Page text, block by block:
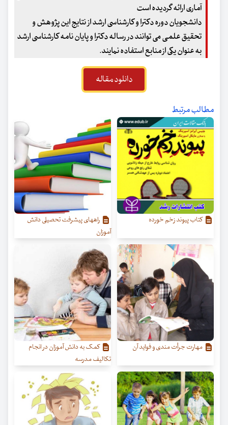
آماری ارائه گردیده است
دانشجویان دوره دکترا و کارشناسی ارشد از نتایج این پژوهش و
تحقیق علمی می توانند در رساله دکترا و پایان نامه کارشناسی ارشد
به عنوان یکی از منابع استفاده نمایند.
دانلود مقاله
مطالب مرتبط
کتاب پیوند زخم خورده
راههای پیشرفت تحصیلی دانش
آموزان
مهارت جرأت مندی و فواید آن
کمک به دانش آموزان در انجام
تکالیف مدرسه